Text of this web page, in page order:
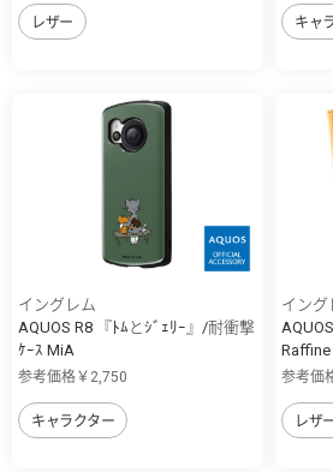
レザー キャ
イングレム
AQUOS R8 『ﾄﾑとｼﾞｪﾘｰ』/耐衝撃
ｹｰｽ MiA
参考価格￥2,750
キャラクター
イング
Raffine
参考価
レザ